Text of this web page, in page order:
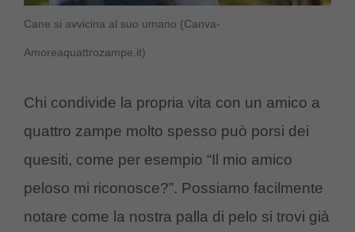
Cane si avvicina al suo umano (Canva-
Amoreaquattrozampe.it)
Chi condivide la propria vita con un amico a
quattro zampe molto spesso può porsi dei
quesiti, come per esempio “Il mio amico
peloso mi riconosce?”. Possiamo facilmente
notare come la nostra palla di pelo si trovi già